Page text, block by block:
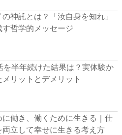
神託とは？「汝自身を知れ」
す哲学的メッセージ
を半年続けた結果は？実体験か
メリットとデメリット
に働き、働くために生きる｜仕
両立して幸せに生きる考え方